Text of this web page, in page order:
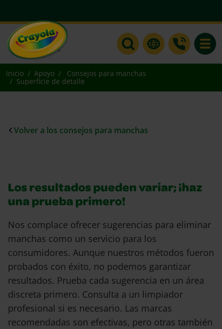
Inicio Apoyo
Consejos para manchas
Superficie de detalle
Volver a los consejos para manchas
Los resultados pueden variar; ¡haz
una prueba primero!
Nos complace ofrecer sugerencias para eliminar
manchas como un servicio para los
consumidores. Aunque nuestros métodos fueron
probados con éxito, no podemos garantizar
resultados. Prueba cada sugerencia en un área
discreta primero. Consulta a un limpiador
profesional si es necesario. Las marcas
recomendadas son efectivas, pero otras también